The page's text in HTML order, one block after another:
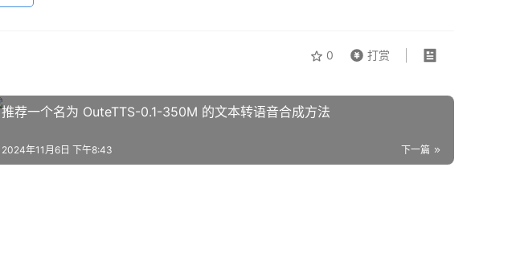
0 打赏
推荐一个名为 OuteTTS-0.1-350M 的文本转语音合成方法
下一篇
2024年11月6日 下午8:43